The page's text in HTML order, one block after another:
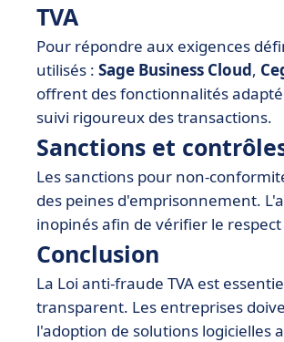
TVA
Pour répondre aux exigences
utilisés : Sage Business Cloud,
offrent des fonctionnalités
suivi rigoureux des transactions.
Sanctions et
Les sanctions pour non-
des peines d'emprisonnement.
inopinés afin de vérifier le
Conclusion
La Loi anti-fraude TVA est
transparent. Les entreprises
l'adoption de solutions